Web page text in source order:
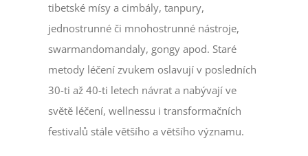
tibetské mísy a cimbály, tanpury,
jednostrunné či mnohostrunné nástroje,
swarmandomandaly, gongy apod. Staré
metody léčení zvukem oslavují v posledních
30-ti až 40-ti letech návrat a nabývají ve
světě léčení, wellnessu i transformačních
festivalů stále většího a většího významu.